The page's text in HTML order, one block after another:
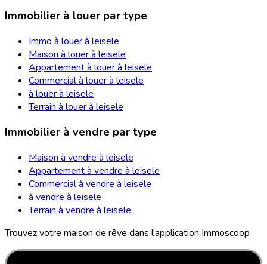
Immobilier à louer par type
Immo à louer à leisele
Maison à louer à leisele
Appartement à louer à leisele
Commercial à louer à leisele
à louer à leisele
Terrain à louer à leisele
Immobilier à vendre par type
Maison à vendre à leisele
Appartement à vendre à leisele
Commercial à vendre à leisele
à vendre à leisele
Terrain à vendre à leisele
Trouvez votre maison de rêve dans l'application Immoscoop